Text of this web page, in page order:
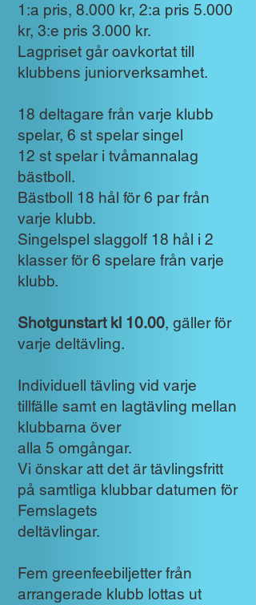
1:a pris, 8.000 kr, 2:a pris 5.000
kr, 3:e pris 3.000 kr.
Lagpriset går oavkortat till
klubbens juniorverksamhet.
18 deltagare från varje klubb
spelar, 6 st spelar singel
12 st spelar i tvåmannalag
bästboll.
Bästboll 18 hål för 6 par från
varje klubb.
Singelspel slaggolf 18 hål i 2
klasser för 6 spelare från varje
klubb.
Shotgunstart kl 10.00, gäller för
varje deltävling.
Individuell tävling vid varje
tillfälle samt en lagtävling mellan
klubbarna över
alla 5 omgångar.
Vi önskar att det är tävlingsfritt
på samtliga klubbar datumen för
Femslagets
deltävlingar.
Fem greenfeebiljetter från
arrangerade klubb lottas ut